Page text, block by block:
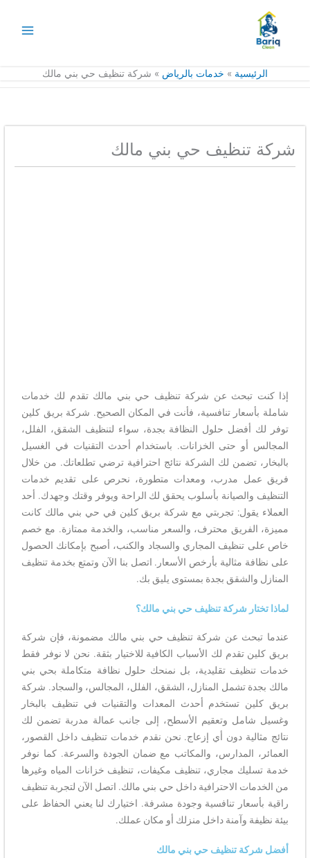
المحتوى
الرئيسية خدمات بالرياض شركة تنظيف حي بني مالك
شركة تنظيف حي بني مالك
إذا كنت تبحث عن شركة تنظيف حي بني مالك تقدم لك خدمات
شاملة بأسعار تنافسية، فأنت في المكان الصحيح. شركة بريق كلين
توفر لك أفضل حلول النظافة بجدة، سواء لتنظيف الشقق، الفلل،
المجالس أو حتى الخزانات. باستخدام أحدث التقنيات في الغسيل
بالبخار، تضمن لك الشركة نتائج احترافية ترضي تطلعاتك. من خلال
فريق عمل مدرب، ومعدات متطورة، نحرص على تقديم خدمات
التنظيف والصيانة بأسلوب يحقق لك الراحة ويوفر وقتك وجهدك. أحد
العملاء يقول: تجربتي مع شركة بريق كلين في حي بني مالك كانت
مميزة، الفريق محترف، والسعر مناسب، والخدمة ممتازة. مع خصم
خاص على تنظيف المجاري والسجاد والكنب، أصبح بإمكانك الحصول
على نظافة مثالية بأرخص الأسعار. اتصل بنا الآن وتمتع بخدمة تنظيف
المنازل والشقق بجدة بمستوى يليق بك.
لماذا تختار شركة تنظيف حي بني مالك؟
عندما تبحث عن شركة تنظيف حي بني مالك مضمونة، فإن شركة
بريق كلين تقدم لك الأسباب الكافية للاختيار بثقة. نحن لا نوفر فقط
خدمات تنظيف تقليدية، بل نمنحك حلول نظافة متكاملة بحي بني
مالك بجدة تشمل المنازل، الشقق، الفلل، المجالس، والسجاد. شركة
بريق كلين تستخدم أحدث المعدات والتقنيات في تنظيف بالبخار
وغسيل شامل وتعقيم الأسطح، إلى جانب عمالة مدربة تضمن لك
نتائج مثالية دون أي إزعاج. نحن نقدم خدمات تنظيف داخل القصور،
العمائر، المدارس، والمكاتب مع ضمان الجودة والسرعة. كما نوفر
خدمة تسليك مجاري، تنظيف مكيفات، تنظيف خزانات المياه وغيرها
من الخدمات الاحترافية داخل حي بني مالك. اتصل الآن لتجربة تنظيف
راقية بأسعار تنافسية وجودة مشرفة. اختيارك لنا يعني الحفاظ على
بيئة نظيفة وآمنة داخل منزلك أو مكان عملك.
أفضل شركة تنظيف حي بني مالك